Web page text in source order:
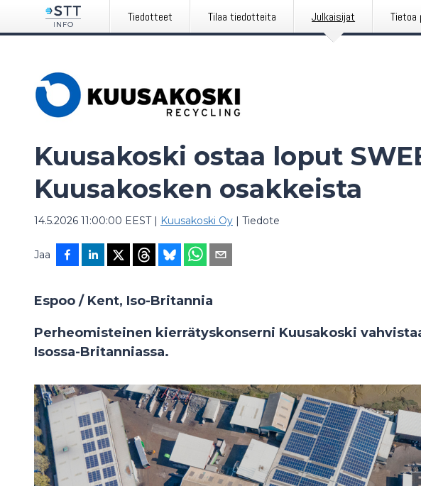
Tiedotteet Tilaa tiedotteita Julkaisijat Tietoa
Kuusakoski ostaa loput
Kuusakosken osakkeista
14.5.2026 11:00:00 EEST| Kuusakoski Oy | Tiedote
Jaa
Espoo / Kent, Iso-Britannia
Perheomisteinen kierrätyskonserni Kuusakoski
Isossa-Britanniassa.